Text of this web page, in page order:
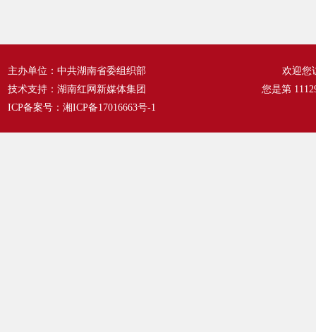
主办单位：中共湖南省委组织部
技术支持：湖南红网新媒体集团
ICP备案号： 湘ICP备17016663号-1
欢迎您
您是第